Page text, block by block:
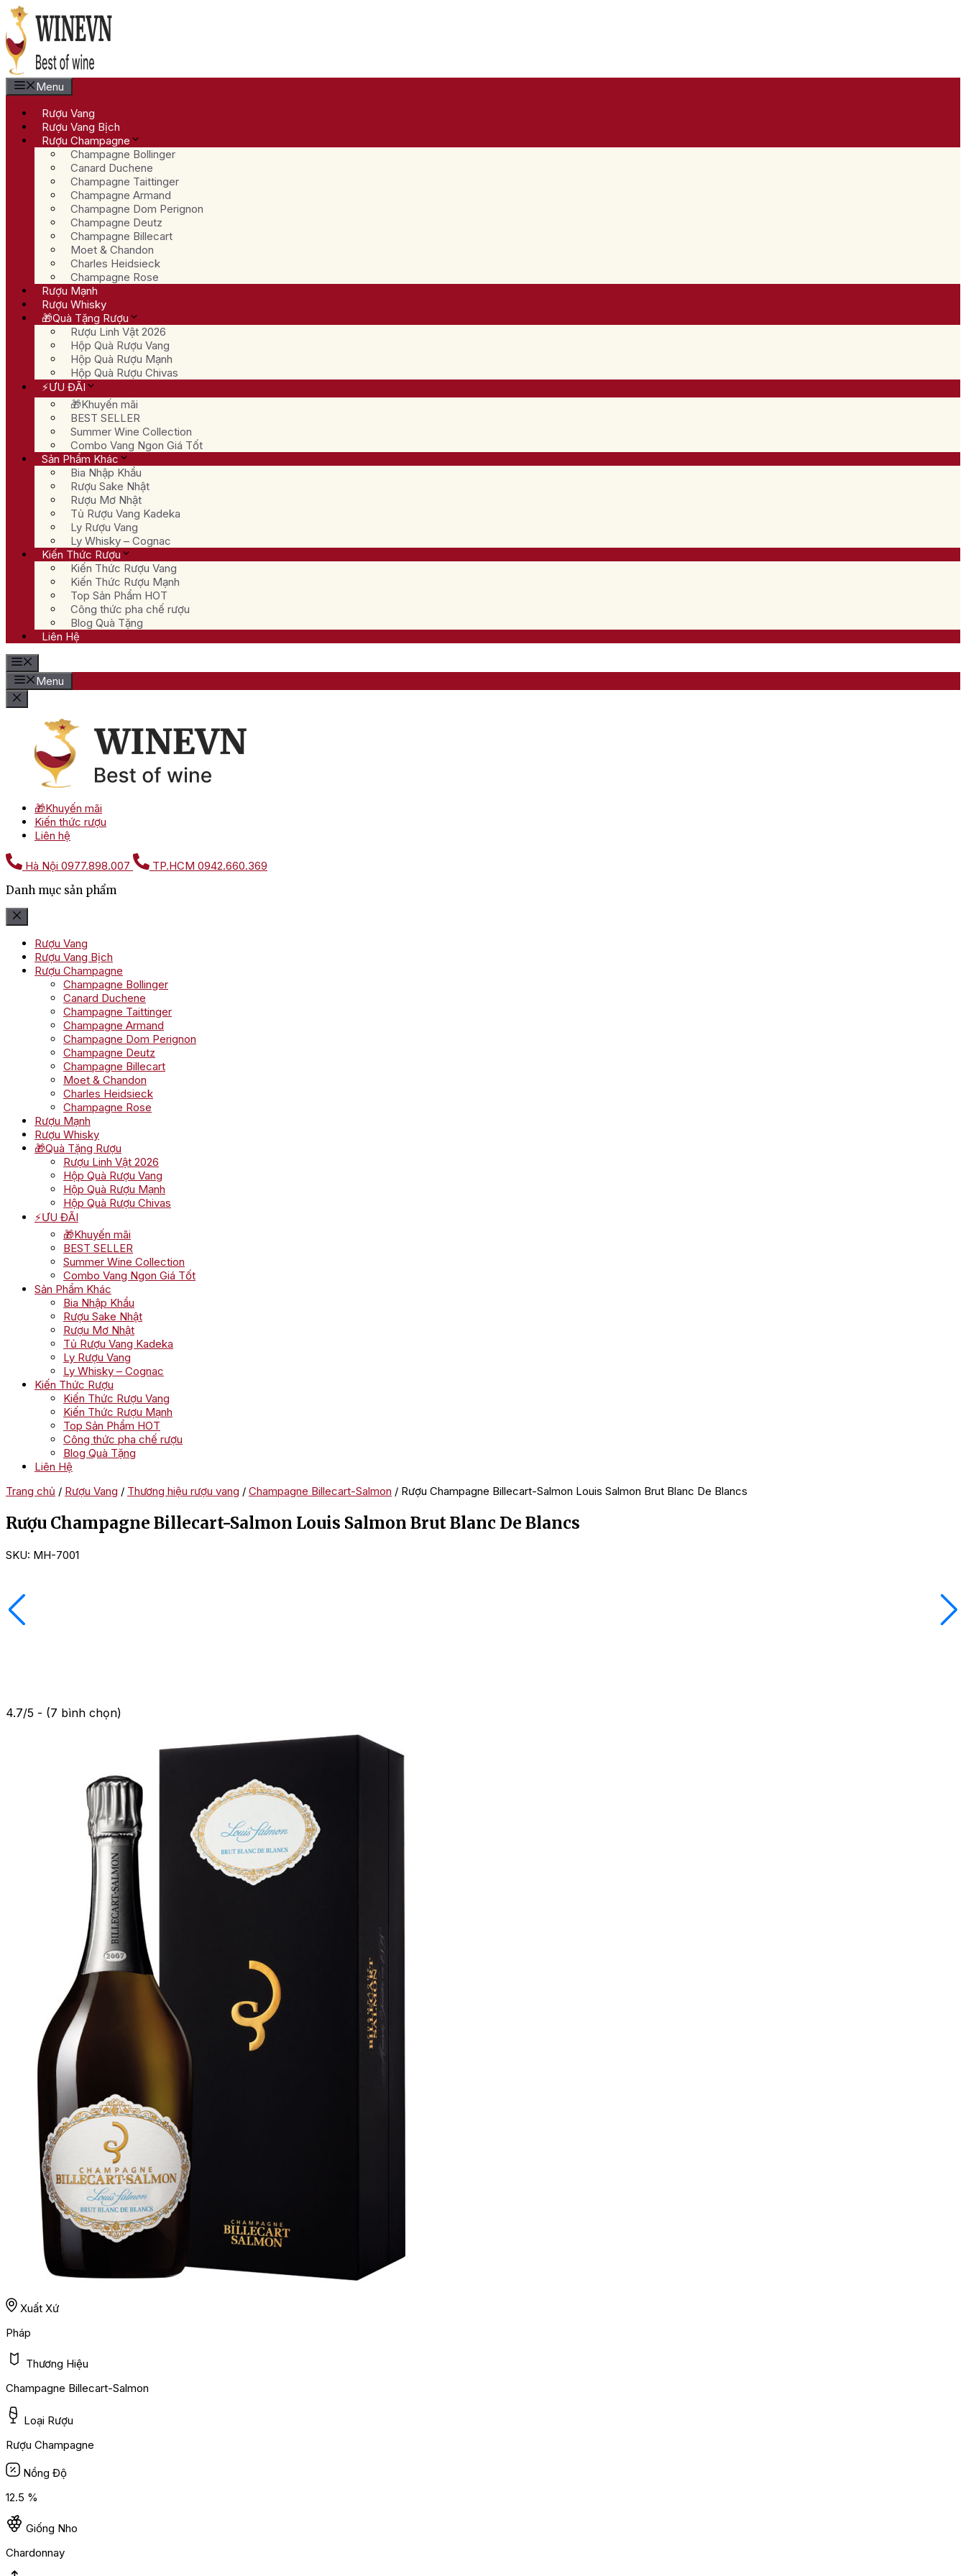
Chuyển
đến
nội
dung
Menu
Rượu Vang
Rượu Vang Bịch
Rượu Champagne
Champagne Bollinger
Canard Duchene
Champagne Taittinger
Champagne Armand
Champagne Dom Perignon
Champagne Deutz
Champagne Billecart
Moet & Chandon
Charles Heidsieck
Champagne Rose
Rượu Mạnh
Rượu Whisky
🎁Quà Tặng Rượu
Rượu Linh Vật 2026
Hộp Quà Rượu Vang
Hộp Quà Rượu Mạnh
Hộp Quà Rượu Chivas
⚡ƯU ĐÃI
🎁Khuyến mãi
BEST SELLER
Summer Wine Collection
Combo Vang Ngon Giá Tốt
Sản Phẩm Khác
Bia Nhập Khẩu
Rượu Sake Nhật
Rượu Mơ Nhật
Tủ Rượu Vang Kadeka
Ly Rượu Vang
Ly Whisky – Cognac
Kiến Thức Rượu
Kiến Thức Rượu Vang
Kiến Thức Rượu Mạnh
Top Sản Phẩm HOT
Công thức pha chế rượu
Blog Quà Tặng
Liên Hệ
Menu
🎁Khuyến mãi
Kiến thức rượu
Liên hệ
Hà Nội 0977.898.007 TP.HCM 0942.660.369
Danh mục sản phẩm
Rượu Vang
Rượu Vang Bịch
Rượu Champagne
Champagne Bollinger
Canard Duchene
Champagne Taittinger
Champagne Armand
Champagne Dom Perignon
Champagne Deutz
Champagne Billecart
Moet & Chandon
Charles Heidsieck
Champagne Rose
Rượu Mạnh
Rượu Whisky
🎁Quà Tặng Rượu
Rượu Linh Vật 2026
Hộp Quà Rượu Vang
Hộp Quà Rượu Mạnh
Hộp Quà Rượu Chivas
⚡ƯU ĐÃI
🎁Khuyến mãi
BEST SELLER
Summer Wine Collection
Combo Vang Ngon Giá Tốt
Sản Phẩm Khác
Bia Nhập Khẩu
Rượu Sake Nhật
Rượu Mơ Nhật
Tủ Rượu Vang Kadeka
Ly Rượu Vang
Ly Whisky – Cognac
Kiến Thức Rượu
Kiến Thức Rượu Vang
Kiến Thức Rượu Mạnh
Top Sản Phẩm HOT
Công thức pha chế rượu
Blog Quà Tặng
Liên Hệ
Trang chủ / Rượu Vang / Thương hiệu rượu vang / Champagne Billecart-Salmon / Rượu Champagne Billecart-Salmon Louis Salmon Brut Blanc De Blancs
Rượu Champagne Billecart-Salmon Louis Salmon Brut Blanc De Blancs
SKU: MH-7001
4.7/5 - (7 bình chọn)
Xuất Xứ
Pháp
Thương Hiệu
Champagne Billecart-Salmon
Loại Rượu
Rượu Champagne
Nồng Độ
12.5 %
Giống Nho
Chardonnay